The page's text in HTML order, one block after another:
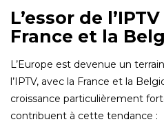
L’essor de
France et la
L’Europe est devenue un
l’IPTV, avec la France et la
croissance particulièrement
contribuent à cette tendance :